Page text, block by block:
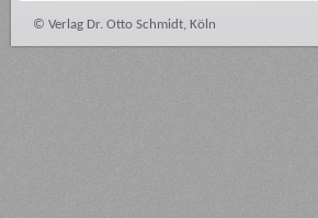
© Verlag Dr. Otto Schmidt, Köln